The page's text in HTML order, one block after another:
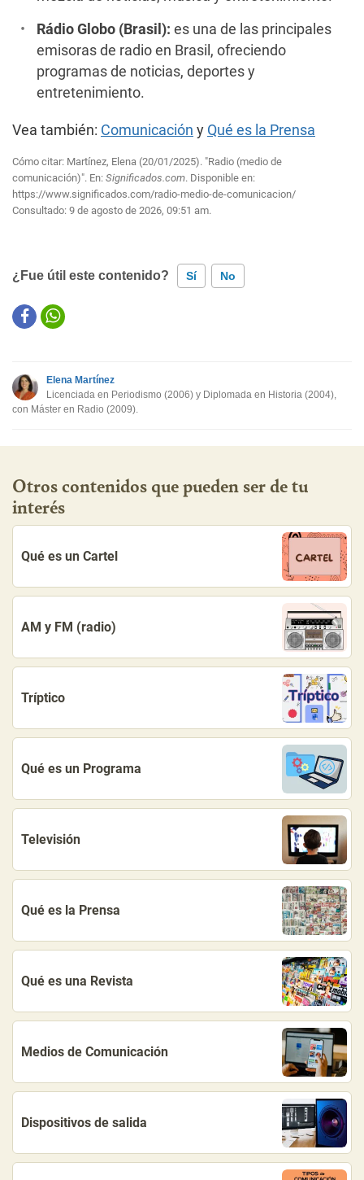
Rádio Globo (Brasil): es una de las principales
emisoras de radio en Brasil, ofreciendo
programas de noticias, deportes y
entretenimiento.
Vea también: Comunicación y Qué es la Prensa
Cómo citar: Martínez, Elena (20/01/2025). "Radio (medio de
comunicación)". En: Significados.com. Disponible en:
https://www.significados.com/radio-medio-de-comunicacion/
Consultado: 9 de agosto de 2026, 09:51 am.
¿Fue útil este contenido? Sí No
Este contenido contiene información incorrecta
Otro
Elena Martínez
Licenciada en Periodismo (2006) y Diplomada en Historia (2004),
con Máster en Radio (2009).
Otros contenidos que pueden ser de tu
interés
Qué es un Cartel
AM y FM (radio)
Tríptico
Qué es un Programa
Televisión
Qué es la Prensa
Qué es una Revista
Medios de Comunicación
Dispositivos de salida